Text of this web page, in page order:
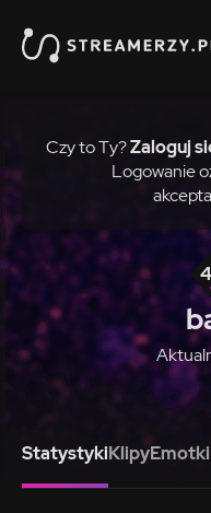
Czy to Ty?Zaloguj
Logowanie
StatystykiKlipyEmotki